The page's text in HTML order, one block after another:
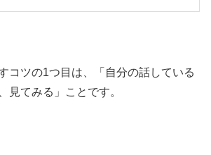
コツの1つ目は、「自分の話している
見てみる」ことです。